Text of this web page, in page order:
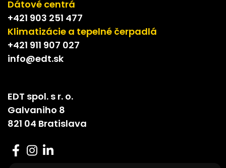
Dátové centrá
+421 903 251 477
Klimatizácie a tepelné čerpadlá
+421 911 907 027
info@edt.sk
EDT spol. s r. o.
Galvaniho 8
821 04 Bratislava